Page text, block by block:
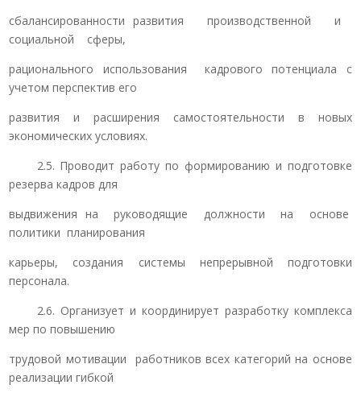
сбалансированности развития производственной и
социальной сферы,
рационального использования кадрового потенциала с
учетом перспектив его
развития и расширения самостоятельности в новых
экономических условиях.
2.5. Проводит работу по формированию и подготовке
резерва кадров для
выдвижения на руководящие должности на основе
политики планирования
карьеры, создания системы непрерывной подготовки
персонала.
2.6. Организует и координирует разработку комплекса
мер по повышению
трудовой мотивации работников всех категорий на основе
реализации гибкой